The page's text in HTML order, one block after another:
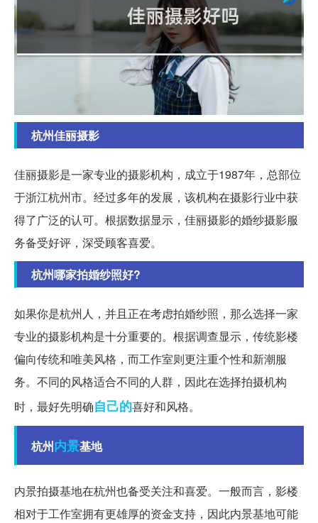
杭州佳丽摄影
佳丽摄影是一家专业的摄影机构，成立于1987年，总部位
于浙江杭州市。经过多年的发展，该机构在摄影行业中获
得了广泛的认可。根据数据显示，佳丽摄影的婚纱摄影服
务备受好评，深受顾客喜爱。
杭州哪家拍婚纱照好?
如果你是杭州人，并且正在考虑拍婚纱照，那么选择一家
专业的摄影机构是十分重要的。根据调查显示，传统影楼
偏向传统和唯美风格，而工作室则更注重个性和新潮服
务。不同的风格适合不同的人群，因此在选择拍摄机构
时，最好先明确自己的喜好和风格。
杭州内景基地
内景拍摄基地在杭州也备受关注和喜爱。一般而言，影楼
相对于工作室拥有更雄厚的资金支持，因此内景基地可能